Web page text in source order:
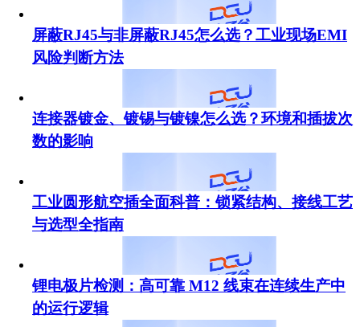
屏蔽RJ45与非屏蔽RJ45怎么选？工业现场EMI
风险判断方法
连接器镀金、镀锡与镀镍怎么选？环境和插拔次
数的影响
工业圆形航空插全面科普：锁紧结构、接线工艺
与选型全指南
锂电极片检测：高可靠 M12 线束在连续生产中
的运行逻辑